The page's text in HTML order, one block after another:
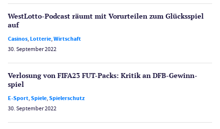
WestLotto-Podcast räumt mit Vorurteilen zum Glücksspiel
auf
Casinos,Lotterie,Wirtschaft
30. September 2022
Verlosung von FIFA23 FUT-Packs: Kritik an DFB-Gewinn­
spiel
E-Sport,Spiele,Spielerschutz
30. September 2022